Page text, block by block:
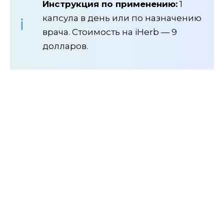
Инструкция по применению: 1
капсула в день или по назначению
врача. Стоимость на iHerb — 9
долларов.